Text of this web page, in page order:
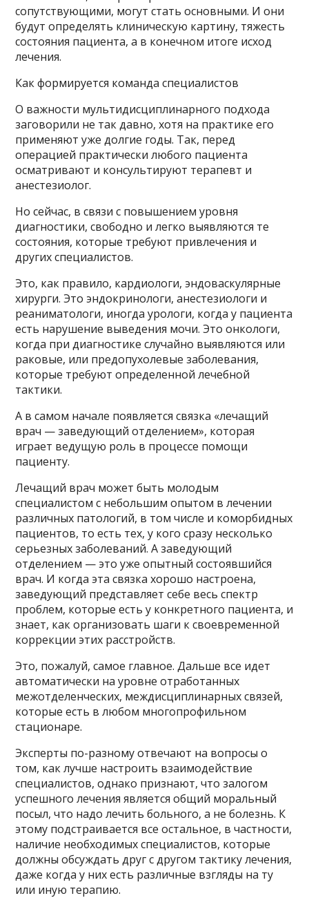
сопутствующими, могут стать основными. И они
будут определять клиническую картину, тяжесть
состояния пациента, а в конечном итоге исход
лечения.
Как формируется команда специалистов
О важности мультидисциплинарного подхода
заговорили не так давно, хотя на практике его
применяют уже долгие годы. Так, перед
операцией практически любого пациента
осматривают и консультируют терапевт и
анестезиолог.
Но сейчас, в связи с повышением уровня
диагностики, свободно и легко выявляются те
состояния, которые требуют привлечения и
других специалистов.
Это, как правило, кардиологи, эндоваскулярные
хирурги. Это эндокринологи, анестезиологи и
реаниматологи, иногда урологи, когда у пациента
есть нарушение выведения мочи. Это онкологи,
когда при диагностике случайно выявляются или
раковые, или предопухолевые заболевания,
которые требуют определенной лечебной
тактики.
А в самом начале появляется связка «лечащий
врач — заведующий отделением», которая
играет ведущую роль в процессе помощи
пациенту.
Лечащий врач может быть молодым
специалистом с небольшим опытом в лечении
различных патологий, в том числе и коморбидных
пациентов, то есть тех, у кого сразу несколько
серьезных заболеваний. А заведующий
отделением — это уже опытный состоявшийся
врач. И когда эта связка хорошо настроена,
заведующий представляет себе весь спектр
проблем, которые есть у конкретного пациента, и
знает, как организовать шаги к своевременной
коррекции этих расстройств.
Это, пожалуй, самое главное. Дальше все идет
автоматически на уровне отработанных
межотделенческих, междисциплинарных связей,
которые есть в любом многопрофильном
стационаре.
Эксперты по-разному отвечают на вопросы о
том, как лучше настроить взаимодействие
специалистов, однако признают, что залогом
успешного лечения является общий моральный
посыл, что надо лечить больного, а не болезнь. К
этому подстраивается все остальное, в частности,
наличие необходимых специалистов, которые
должны обсуждать друг с другом тактику лечения,
даже когда у них есть различные взгляды на ту
или иную терапию.